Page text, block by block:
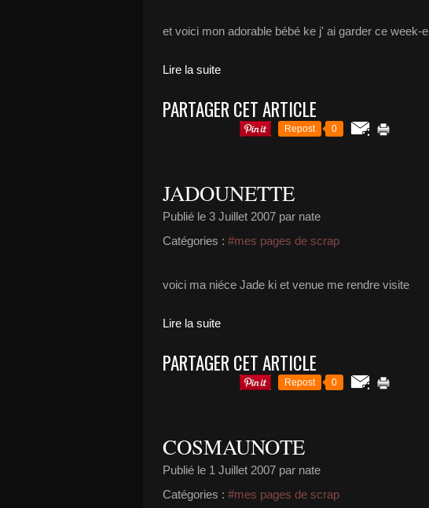
et voici mon adorable bébé ke j' ai garder ce week-
Lire la suite
PARTAGER CET ARTICLE
Repost 0
JADOUNETTE
Publié le 3 Juillet 2007 par nate
Catégories : #mes pages de scrap
voici ma niéce Jade ki et venue me rendre visite
Lire la suite
PARTAGER CET ARTICLE
Repost 0
COSMAUNOTE
Publié le 1 Juillet 2007 par nate
Catégories : #mes pages de scrap